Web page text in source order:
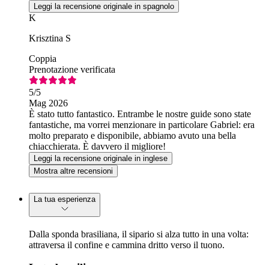
Leggi la recensione originale in spagnolo
K
Krisztina S
Coppia
Prenotazione verificata
5/5
Mag 2026
È stato tutto fantastico. Entrambe le nostre guide sono state
fantastiche, ma vorrei menzionare in particolare Gabriel: era
molto preparato e disponibile, abbiamo avuto una bella
chiacchierata. È davvero il migliore!
Leggi la recensione originale in inglese
Mostra altre recensioni
La tua esperienza
Dalla sponda brasiliana, il sipario si alza tutto in una volta:
attraversa il confine e cammina dritto verso il tuono.